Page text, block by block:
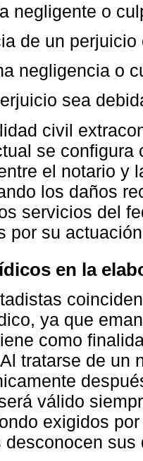
negligente o
de un perjuicio
negligencia o
sea
civil
se
el notario y
los daños
servicios del
por su
en la
ya que
como
tratarse de un
válido
exigidos
desconocen sus